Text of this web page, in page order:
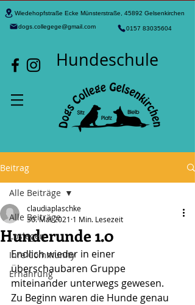
Wiedehopfstraße Ecke Münsterstraße, 45892 Gelsenkirchen
dogs.collegege@gmail.com
0157 83035604
Hundeschule
Beitrag
Alle Beiträge
Loslegen
Ihre Community
Ernährung
Alle Beiträge
Hunderunde 1.0
claudiaplaschke
30. Mai 2021 1 Min. Lesezeit
Endlich wieder in einer
überschaubaren Gruppe
miteinander unterwegs gewesen.
Zu Beginn waren die Hunde genau